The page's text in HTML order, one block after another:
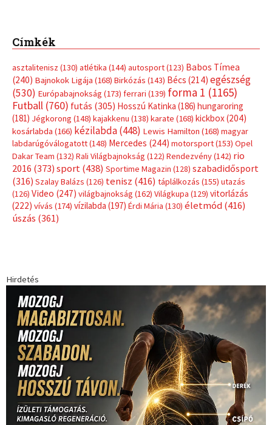
Címkék
asztalitenisz (130) atlétika (144) autosport(123) Babos Tímea
(240) Bajnokok Ligája (168) Birkózás (143) Bécs (214) egészség
(530) Európabajnokság (173) ferrari (139) forma 1 (1165)
Futball (760) futás (305) Hosszú Katinka (186) hungaroring
(181) Jégkorong (148) kajakkenu (138) karate (168) kickbox(204)
kosárlabda (166) kézilabda(448) Lewis Hamilton (168) magyar
labdarúgóválogatott(148) Mercedes (244) motorsport(153) Opel
Dakar Team (132) Rali Világbajnokság (122) Rendezvény(142) rio
2016 (373) sport(438) Sportime Magazin (128) szabadidősport
(316) Szalay Balázs (126) tenisz (416) táplálkozás (155) utazás
(126) Video (247) világbajnokság (162) Világkupa (129) vitorlázás
(222) vívás (174) vízilabda (197) Érdi Mária (130) életmód(416)
úszás (361)
Hirdetés